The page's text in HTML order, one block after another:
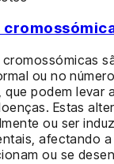
ou no
podem levar
Estas
ou ser
afectando
ou se